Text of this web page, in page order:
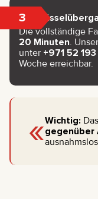
3
Die vollständige
20 Minuten.
unter +971 52
Woche erreichbar.
«Wichtig:
gegenüber